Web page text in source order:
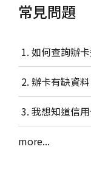
常見問題
如何查詢辦
辦卡有缺資
我想知道信
more...